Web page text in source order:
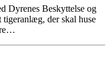
Dyrenes Beskyttelse og
tigeranlæg, der skal huse